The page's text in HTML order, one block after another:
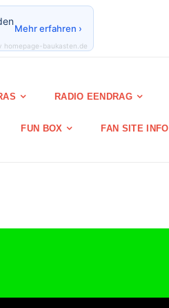
RADIO EENDRAG
FUN BOX FAN SITE INFO
Mehr erfahren ›
homepage-baukasten.de